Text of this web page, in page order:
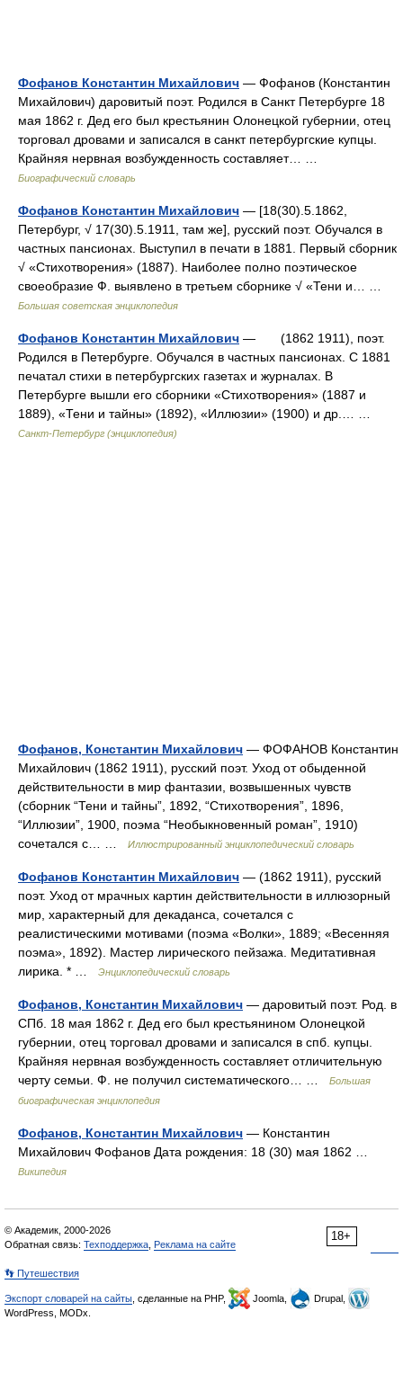
Фофанов Константин Михайлович — Фофанов (Константин
Михайлович) даровитый поэт. Родился в Санкт Петербурге 18
мая 1862 г. Дед его был крестьянин Олонецкой губернии, отец
торговал дровами и записался в санкт петербургские купцы.
Крайняя нервная возбужденность составляет… …
Биографический словарь
Фофанов Константин Михайлович — [18(30).5.1862,
Петербург, √ 17(30).5.1911, там же], русский поэт. Обучался в
частных пансионах. Выступил в печати в 1881. Первый сборник
√ «Стихотворения» (1887). Наиболее полно поэтическое
своеобразие Ф. выявлено в третьем сборнике √ «Тени и… …
Большая советская энциклопедия
Фофанов Константин Михайлович — (1862 1911), поэт.
Родился в Петербурге. Обучался в частных пансионах. С 1881
печатал стихи в петербургских газетах и журналах. В
Петербурге вышли его сборники «Стихотворения» (1887 и
1889), «Тени и тайны» (1892), «Иллюзии» (1900) и др.… …
Санкт-Петербург (энциклопедия)
Фофанов, Константин Михайлович — ФОФАНОВ Константин
Михайлович (1862 1911), русский поэт. Уход от обыденной
действительности в мир фантазии, возвышенных чувств
(сборник “Тени и тайны”, 1892, “Стихотворения”, 1896,
“Иллюзии”, 1900, поэма “Необыкновенный роман”, 1910)
сочетался с… …
Иллюстрированный энциклопедический словарь
Фофанов Константин Михайлович — (1862 1911), русский
поэт. Уход от мрачных картин действительности в иллюзорный
мир, характерный для декаданса, сочетался с
реалистическими мотивами (поэма «Волки», 1889; «Весенняя
поэма», 1892). Мастер лирического пейзажа. Медитативная
лирика. * …
Энциклопедический словарь
Фофанов, Константин Михайлович — даровитый поэт. Род. в
СПб. 18 мая 1862 г. Дед его был крестьянином Олонецкой
губернии, отец торговал дровами и записался в спб. купцы.
Крайняя нервная возбужденность составляет отличительную
черту семьи. Ф. не получил систематического… …
Большая
биографическая энциклопедия
Фофанов, Константин Михайлович — Константин
Михайлович Фофанов Дата рождения: 18 (30) мая 1862 …
Википедия
18+
© Академик, 2000-2026
Обратная связь: Техподдержка Реклама на сайте
👣 Путешествия
Экспорт словарей на сайты , сделанные на PHP, Joomla,
Drupal,
WordPress, MODx.